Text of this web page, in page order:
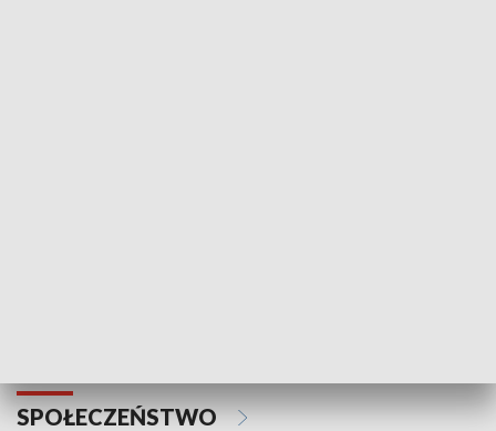
SPOŁECZEŃSTWO